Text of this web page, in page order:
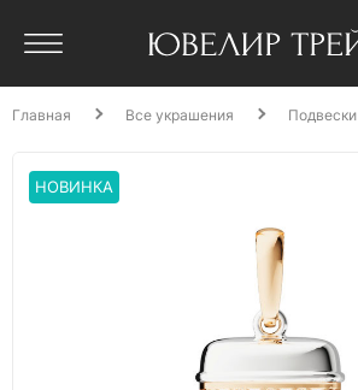
Главная Все украшения Подвески
НОВИНКА